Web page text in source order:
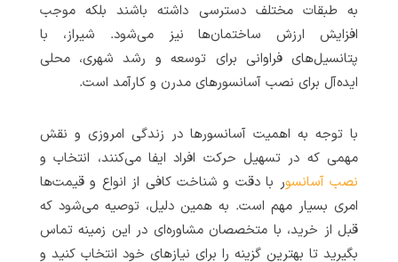
به طبقات مختلف دسترسی داشته باشند بلکه موجب
افزایش ارزش ساختمان‌ها نیز می‌شود. شیراز، با
پتانسیل‌های فراوانی برای توسعه و رشد شهری، محلی
ایده‌آل برای نصب آسانسورهای مدرن و کارآمد است.
با توجه به اهمیت آسانسورها در زندگی امروزی و نقش
مهمی که در تسهیل حرکت افراد ایفا می‌کنند، انتخاب و
نصب آسانسور با دقت و شناخت کافی از انواع و قیمت‌ها
امری بسیار مهم است. به همین دلیل، توصیه می‌شود که
قبل از خرید، با متخصصان مشاوره‌ای در این زمینه تماس
بگیرید تا بهترین گزینه را برای نیازهای خود انتخاب کنید و